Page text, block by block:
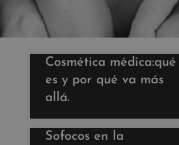
Cosmética médica:qué
es y por qué va más
allá.
Sofocos en la